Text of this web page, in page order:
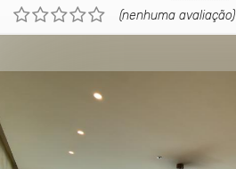
(nenhuma avaliação)